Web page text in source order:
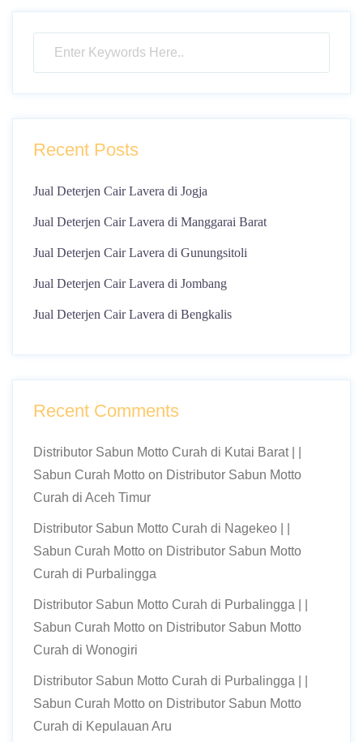
Recent Posts
Jual Deterjen Cair Lavera di Jogja
Jual Deterjen Cair Lavera di Manggarai Barat
Jual Deterjen Cair Lavera di Gunungsitoli
Jual Deterjen Cair Lavera di Jombang
Jual Deterjen Cair Lavera di Bengkalis
Recent Comments
Distributor Sabun Motto Curah di Kutai Barat | |
Sabun Curah Motto on Distributor Sabun Motto
Curah di Aceh Timur
Distributor Sabun Motto Curah di Nagekeo | |
Sabun Curah Motto on Distributor Sabun Motto
Curah di Purbalingga
Distributor Sabun Motto Curah di Purbalingga | |
Sabun Curah Motto on Distributor Sabun Motto
Curah di Wonogiri
Distributor Sabun Motto Curah di Purbalingga | |
Sabun Curah Motto on Distributor Sabun Motto
Curah di Kepulauan Aru